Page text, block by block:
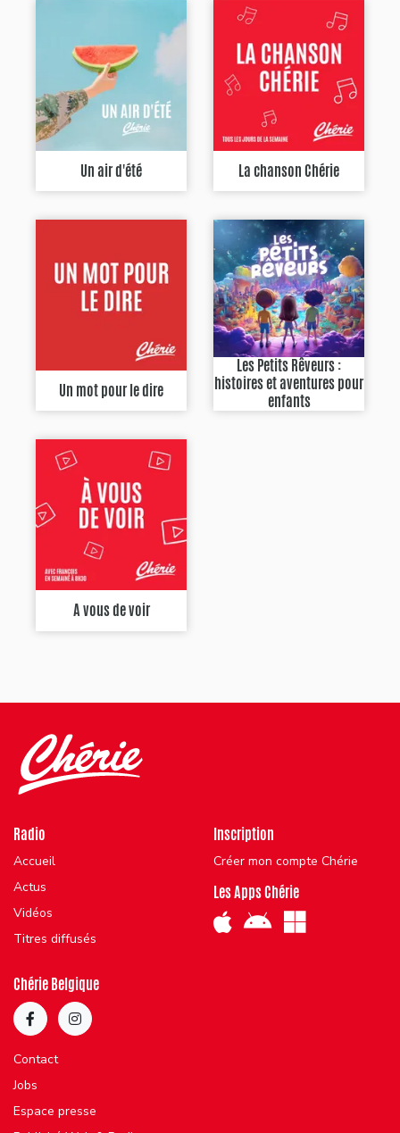
Un air d'été La chanson Chérie
Un mot pour le dire
Les Petits Rêveurs :
histoires et aventures pour
enfants
A vous de voir
Radio
Accueil
Actus
Vidéos
Titres diffusés
Inscription
Créer mon compte Chérie
Les Apps Chérie
Chérie Belgique
Contact
Jobs
Espace presse